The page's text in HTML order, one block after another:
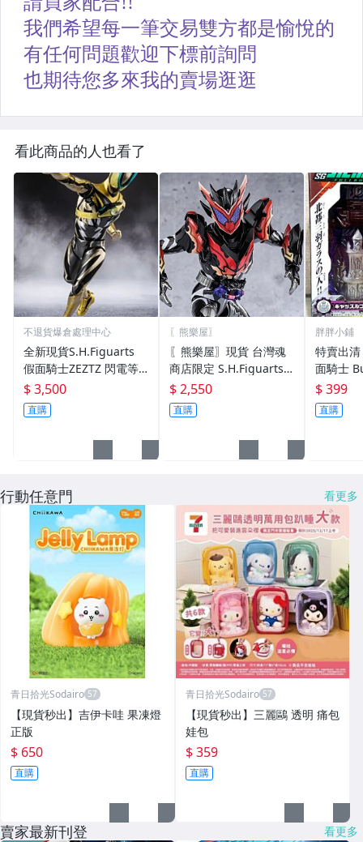
看此商品的人也看了
不退貨爆倉處理中心
全新現貨S.H.Figuarts
假面騎士ZEZTZ 閃電等
離子形態，前面官圖，後
面照片實拍（衣帽間260
703C01)科學麵香蕉
$ 3,500
直購
〖熊樂屋〗
〖熊樂屋〗現貨 台灣魂
商店限定 S.H.Figuarts
假面騎士 GAVV 苦澀加布
$ 2,550
直購
胖胖小鋪
特賣出
面騎士
裝瓶
$ 399
直購
行動任意門 看更多
青日拾光Sodairo
⁠【現貨秒出】吉伊卡哇 果凍燈
正版
$ 650
直購
青日拾光Sodairo
⁠【現貨秒出】三麗鷗 透明 痛包
娃包
$ 359
直購
賣家最新刊登 看更多